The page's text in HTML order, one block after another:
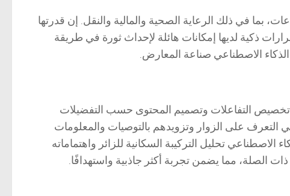
بما في ذلك الرعاية الصحية والمالية والنقل. إن قدرتها
ذكية لديها إمكانات هائلة لإحداث ثورة في طريقة
الاصطناعي صناعة المعارض.
تخصيص التفاعلات وتصميم المحتوى حسب التفضيلات
التعرف على الزوار وتزويدهم بالتوصيات والمعلومات
تحليل التركيبة السكانية للزائر واهتماماته
الصلة، مما يضمن تجربة أكثر جاذبية واستهدافًا.